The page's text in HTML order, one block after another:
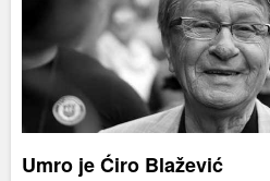
Umro je Ćiro Blažević